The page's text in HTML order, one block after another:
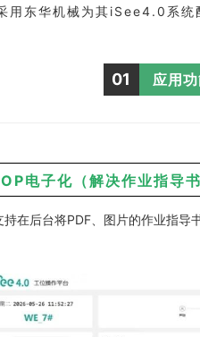
用东华机械为其iSee4.0系统
01 应用
电子化（解决作业指导书
持在后台将PDF、图片的作业指导